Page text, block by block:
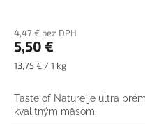
4,47 € bez DPH
5,50 €
Jednotková
13,75 € / 1 kg
Taste of Nature je ultra
kvalitným mäsom.